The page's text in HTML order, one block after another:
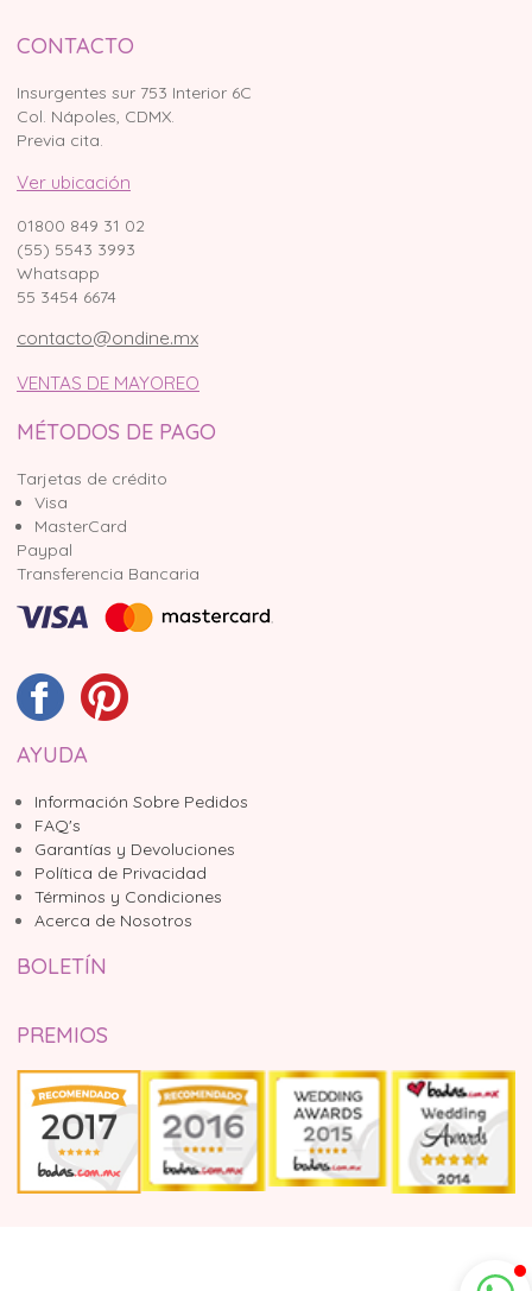
CONTACTO
Insurgentes sur 753 Interior 6C
Col. Nápoles, CDMX.
Previa cita.
Ver ubicación
01800 849 31 02
(55) 5543 3993
Whatsapp
55 3454 6674
contacto@ondine.mx
VENTAS DE MAYOREO
MÉTODOS DE PAGO
Tarjetas de crédito
Visa
MasterCard
Paypal
Transferencia Bancaria
AYUDA
Información Sobre Pedidos
FAQ's
Garantías y Devoluciones
Política de Privacidad
Términos y Condiciones
Acerca de Nosotros
BOLETÍN
PREMIOS